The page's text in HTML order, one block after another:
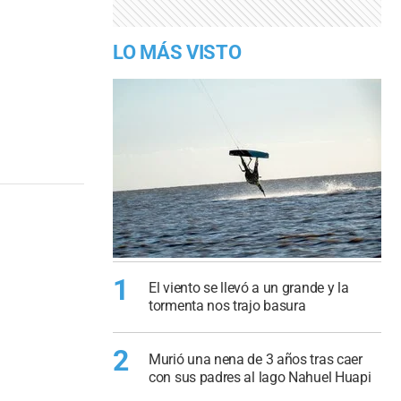
LO MÁS VISTO
1
El viento se llevó a un grande y la
tormenta nos trajo basura
2
Murió una nena de 3 años tras caer
con sus padres al lago Nahuel Huapi